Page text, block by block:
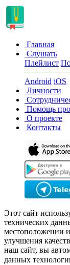
Главная
Слушать
Плейлист
Android iOS
Личности
Помощь
О проекте
Контакты
Этот сайт
технических
местоположении
улучшения
наш сайт, вы
данных